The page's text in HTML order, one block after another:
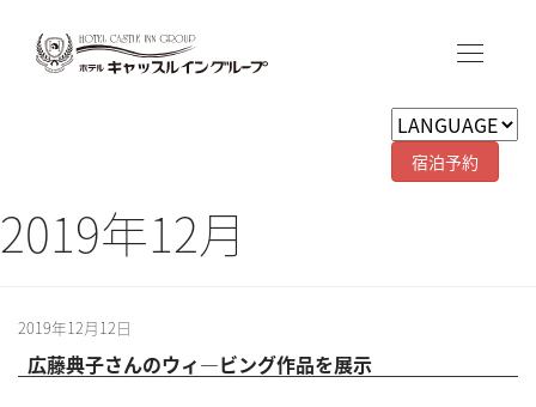
宿泊予約
2019年12月
2019年12月12日
広藤典子さんのウィ―ビング作品を展示